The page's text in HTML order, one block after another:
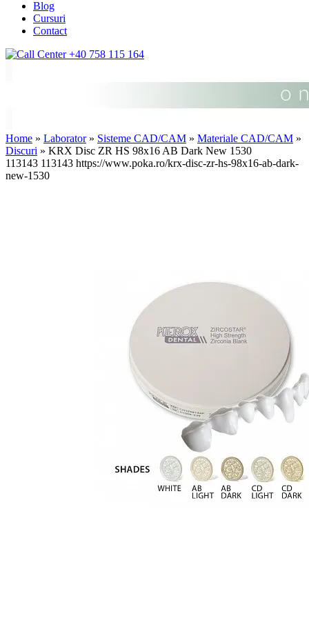
Blog
Cursuri
Contact
+40 758 115 164
Home » Laborator» Sisteme CAD/CAM » Materiale CAD/CAM »
Discuri » KRX Disc ZR HS 98x16 AB Dark New 1530
113143 113143 https://www.poka.ro/krx-disc-zr-hs-98x16-ab-dark-
new-1530